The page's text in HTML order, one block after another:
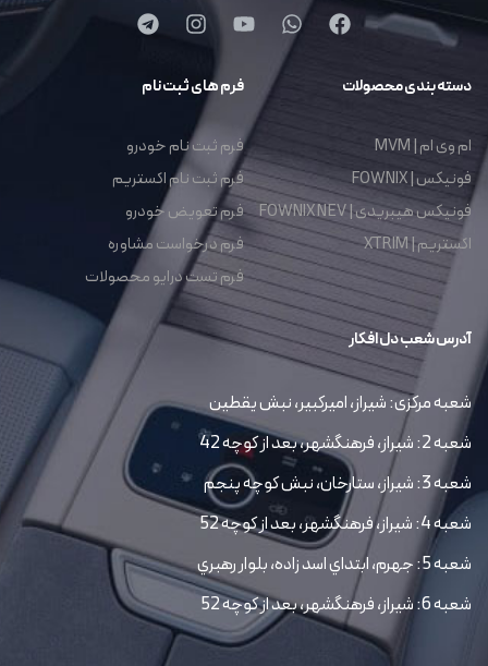
دسته بندی محصولات
ام وی ام | MVM
فونیکس | FOWNIX
فونیکس هیبریدی | FOWNIX NEV
اکستریم | XTRIM
فرم های ثبت نام
فرم ثبت نام خودرو
فرم ثبت نام اکستریم
فرم تعویض خودرو
فرم درخواست مشاوره
فرم تست درایو محصولات
آدرس شعب دل افکار
شعبه مرکزی: شیراز، امیرکبیر، نبش یقطین
شعبه 2: شیراز، فرهنگشهر، بعد از کوچه 42
شعبه 3: شیراز، ستارخان، نبش کوچه پنجم
شعبه 4: شیراز، فرهنگشهر، بعد از کوچه 52
شعبه 5: جهرم، ابتداي اسد زاده، بلوار رهبري
شعبه 6: شیراز، فرهنگشهر، بعد از کوچه 52